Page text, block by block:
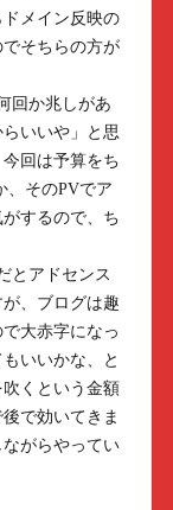
メイン反映の
そちらの方が
回か兆しがあ
いいや」と思
回は予算をち
、そのPVでア
するので、ち
とアドセンス
、ブログは趣
大赤字になっ
いいかな、と
くという金額
で効いてきま
がらやってい